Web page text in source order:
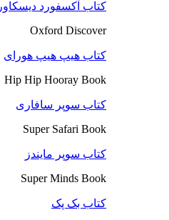
کتاب آکسفورد دیسکاور
Oxford Discover
کتاب هیپ هیپ هورای
Hip Hip Hooray Book
کتاب سوپر سافاری
Super Safari Book
کتاب سوپر مایندز
Super Minds Book
کتاب بک پک